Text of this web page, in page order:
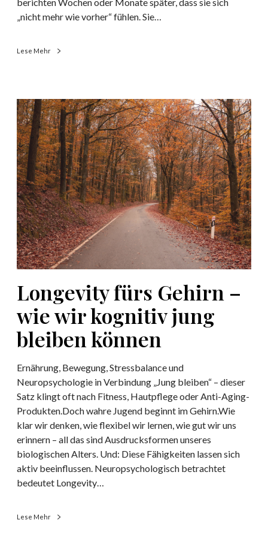
h
H
i
r
n
-
T
r
a
u
m
a
(
H
T
)
–
u
d
w
a
r
u
m
s
i
e
r
berichten Wochen oder Monate später, dass sie sich
„nicht mehr wie vorher“ fühlen. Sie…
Lese Mehr
L
o
n
g
e
v
i
t
y
f
ü
r
h
i
r
n
–
w
i
e
w
i
r
k
n
Longevity fürs Gehirn –
wie wir kognitiv jung
bleiben können
Ernährung, Bewegung, Stressbalance und
Neuropsychologie in Verbindung „Jung bleiben“ – dieser
Satz klingt oft nach Fitness, Hautpflege oder Anti-Aging-
Produkten.Doch wahre Jugend beginnt im Gehirn.Wie
klar wir denken, wie flexibel wir lernen, wie gut wir uns
erinnern – all das sind Ausdrucksformen unseres
biologischen Alters. Und: Diese Fähigkeiten lassen sich
aktiv beeinflussen. Neuropsychologisch betrachtet
bedeutet Longevity…
Lese Mehr